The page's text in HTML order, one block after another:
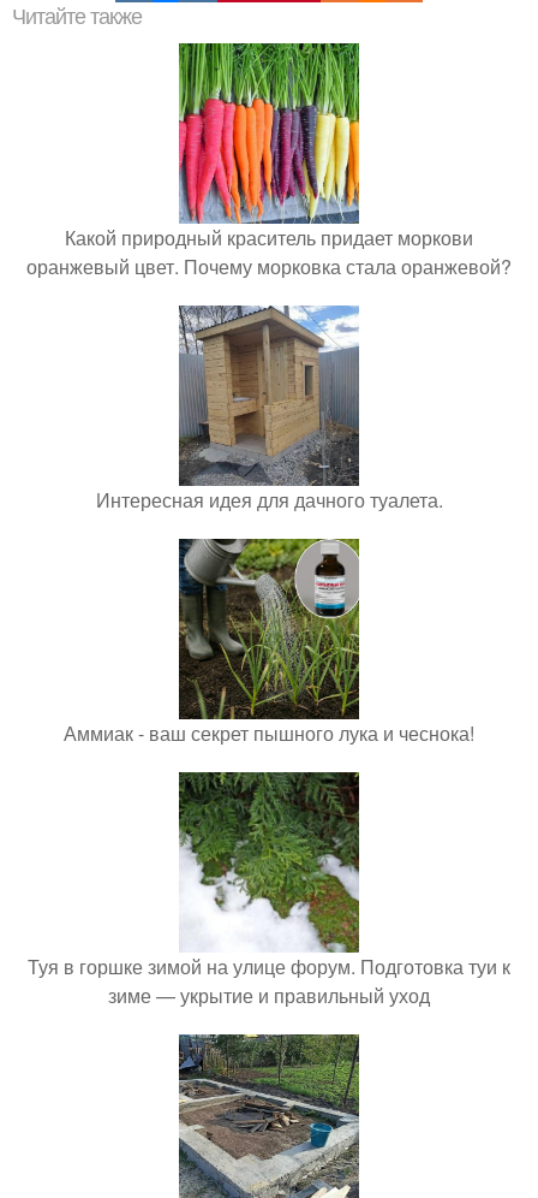
Читайте также
Какой природный краситель придает моркови
оранжевый цвет. Почему морковка стала оранжевой?
Интересная идея для дачного туалета.
Аммиак - ваш секрет пышного лука и чеснока!
Туя в горшке зимой на улице форум. Подготовка туи к
зиме — укрытие и правильный уход